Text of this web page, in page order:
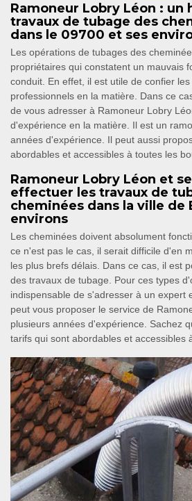
Ramoneur Lobry Léon : un
travaux de tubage des
dans le 09700 et ses
Les opérations de tubages des
propriétaires qui constatent un mauvais
conduit. En effet, il est utile de confier
professionnels en la matière. Dans ce
de vous adresser à Ramoneur Lobry
d'expérience en la matière. Il est un
années d'expérience. Il peut aussi
abordables et accessibles à toutes les
Ramoneur Lobry Léon et
effectuer les travaux de
cheminées dans la ville de
environs
Les cheminées doivent absolument
ce n'est pas le cas, il serait difficile d'en
les plus brefs délais. Dans ce cas, il est
des travaux de tubage. Pour ces types
indispensable de s'adresser à un expert
peut vous proposer le service de
plusieurs années d'expérience. Sachez
tarifs qui sont abordables et accessibles